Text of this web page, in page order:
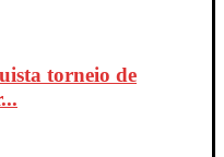
torneio de